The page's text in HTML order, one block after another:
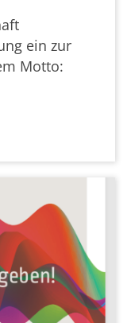
ein zur
Motto: